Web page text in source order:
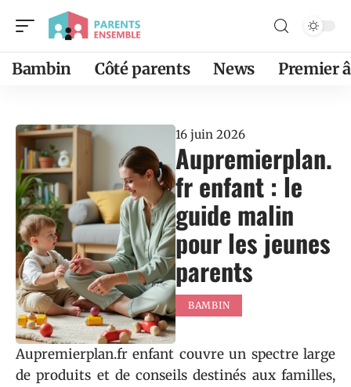
Bambin Côté parents News Premier
16 juin 2026
Aupremierplan.
fr enfant : le
guide malin
pour les jeunes
parents
BAMBIN
Aupremierplan.fr enfant couvre un spectre large
de produits et de conseils destinés aux familles,